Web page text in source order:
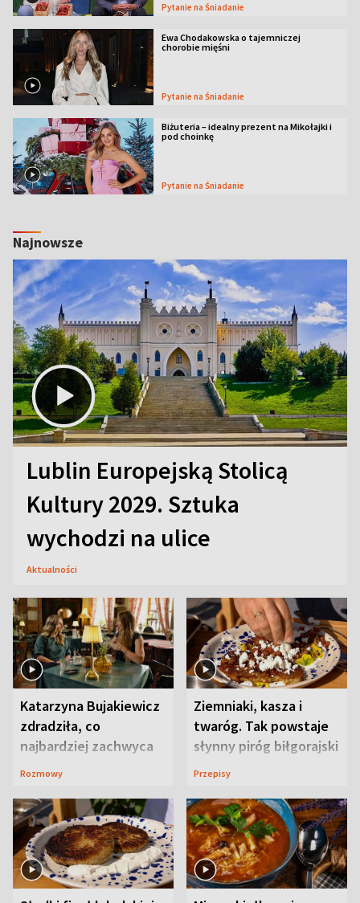
Pytanie na Śniadanie
Ewa Chodakowska o tajemniczej
chorobie mięśni
Pytanie na Śniadanie
Biżuteria – idealny prezent na Mikołajki i
pod choinkę
Pytanie na Śniadanie
Najnowsze
Lublin Europejską Stolicą
Kultury 2029. Sztuka
wychodzi na ulice
Aktualności
Katarzyna Bujakiewicz
zdradziła, co
najbardziej zachwyca
ją w Lublinie
Rozmowy
Ziemniaki, kasza i
twaróg. Tak powstaje
słynny piróg biłgorajski
Przepisy